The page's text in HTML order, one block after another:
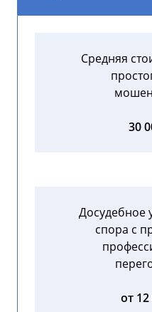
Средняя
30
Досудебное
спора с
от